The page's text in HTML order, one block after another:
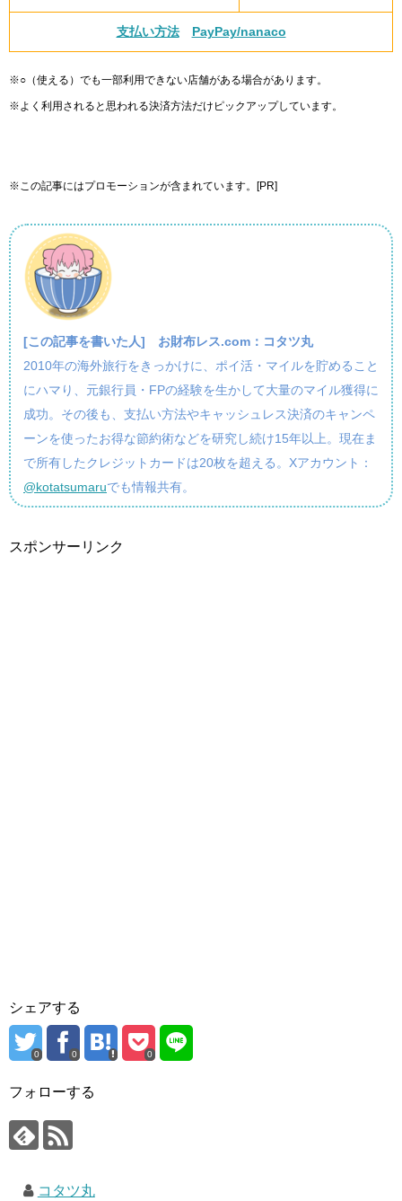
支払い方法 PayPay/nanaco
※○（使える）でも一部利用できない店舗がある場合があります。
※よく利用されると思われる決済方法だけピックアップしています。
※この記事にはプロモーションが含まれています。[PR]
[この記事を書いた人] お財布レス.com：コタツ丸
2010年の海外旅行をきっかけに、ポイ活・マイルを貯めること
にハマり、元銀行員・FPの経験を生かして大量のマイル獲得に
成功。その後も、支払い方法やキャッシュレス決済のキャンペ
ーンを使ったお得な節約術などを研究し続け15年以上。現在ま
で所有したクレジットカードは20枚を超える。Xアカウント：
@kotatsumaruでも情報共有。
スポンサーリンク
シェアする
0 0 0
フォローする
コタツ丸